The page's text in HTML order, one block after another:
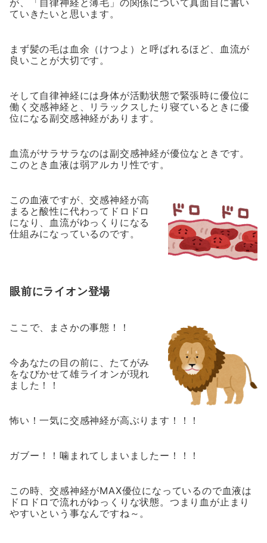
が、「自律神経と薄毛」の関係について真面目に書い
ていきたいと思います。
まず髪の毛は血余（けつよ）と呼ばれるほど、血流が
良いことが大切です。
そして自律神経には身体が活動状態で緊張時に優位に
働く交感神経と、リラックスしたり寝ているときに優
位になる副交感神経があります。
血流がサラサラなのは副交感神経が優位なときです。
このとき血液は弱アルカリ性です。
この血液ですが、交感神経が高
まると酸性に代わってドロドロ
になり、血流がゆっくりになる
仕組みになっているのです。
眼前にライオン登場
ここで、まさかの事態！！
今あなたの目の前に、たてがみ
をなびかせて雄ライオンが現れ
ました！！
怖い！一気に交感神経が高ぶります！！！
ガブー！！噛まれてしまいましたー！！！
この時、交感神経がMAX優位になっているので血液は
ドロドロで流れがゆっくりな状態。つまり血が止まり
やすいという事なんですね～。